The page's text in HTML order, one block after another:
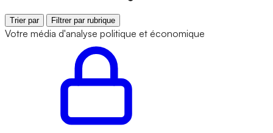
Trier par Filtrer par rubrique
Votre média d'analyse politique et économique